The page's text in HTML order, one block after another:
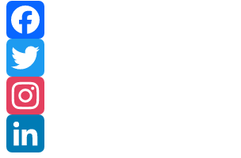
Facebook
Twitter
Instagram